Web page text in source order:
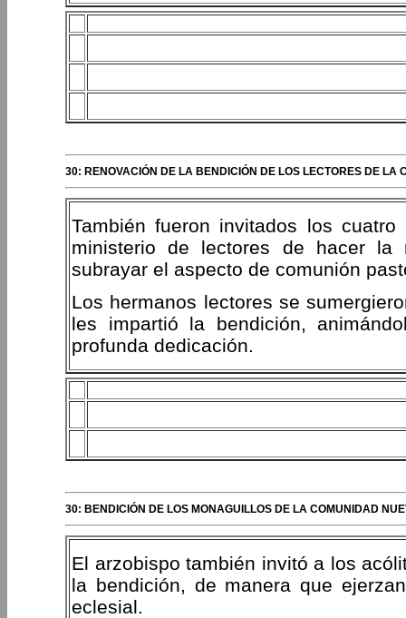
30: RENOVACIÓN DE LA BENDICIÓN DE LOS LECTORES DE
También fueron invitados los
ministerio de lectores de hacer la
subrayar el aspecto de comunión
Los hermanos lectores se
les impartió la bendición,
profunda dedicación.
30: BENDICIÓN DE LOS MONAGUILLOS DE LA COMUNIDAD
El arzobispo también invitó a los
la bendición, de manera que
eclesial.